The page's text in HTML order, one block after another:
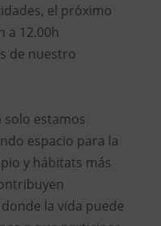
el próximo
a 12.00h
de nuestro
estamos
espacio para la
y hábitats más
la vida puede